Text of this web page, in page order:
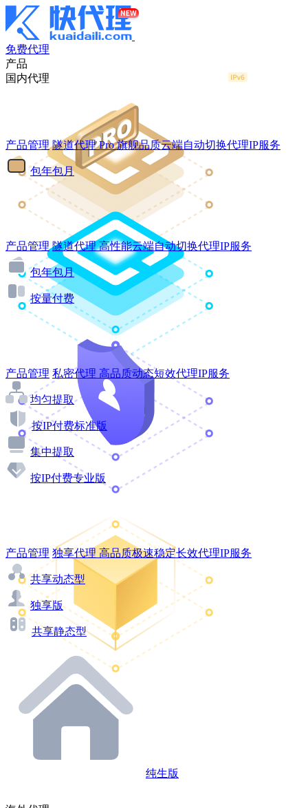
免费代理
产品
国内代理
产品管理 隧道代理Pro 旗舰品质云端自动切换代理IP服务
包年包月
产品管理 隧道代理 高性能云端自动切换代理IP服务
包年包月
按量付费
产品管理 私密代理 高品质动态短效代理IP服务
均匀提取
按IP付费标准版
集中提取
按IP付费专业版
产品管理 独享代理 高品质极速稳定长效代理IP服务
共享动态型
独享版
共享静态型
纯生版